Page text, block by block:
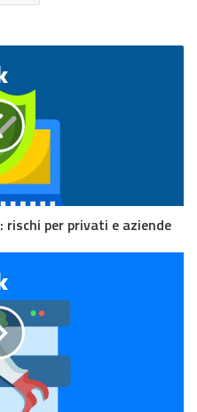
per privati e aziende